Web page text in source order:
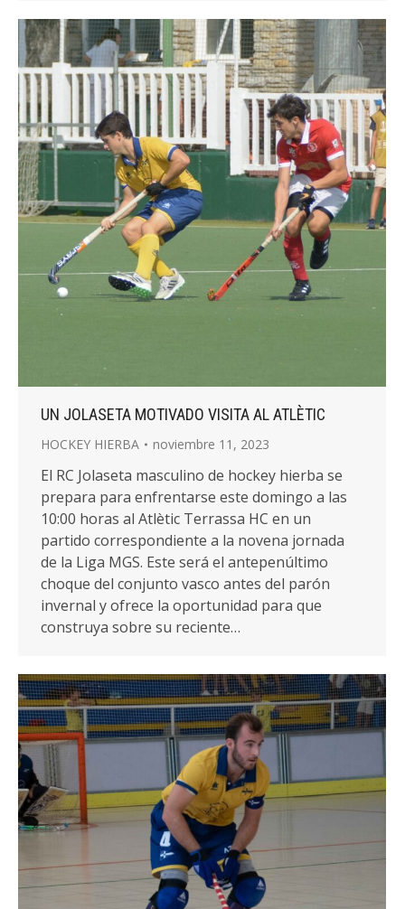
UN JOLASETA MOTIVADO VISITA AL ATLÈTIC
HOCKEY HIERBA noviembre 11, 2023
El RC Jolaseta masculino de hockey hierba se
prepara para enfrentarse este domingo a las
10:00 horas al Atlètic Terrassa HC en un
partido correspondiente a la novena jornada
de la Liga MGS. Este será el antepenúltimo
choque del conjunto vasco antes del parón
invernal y ofrece la oportunidad para que
construya sobre su reciente…